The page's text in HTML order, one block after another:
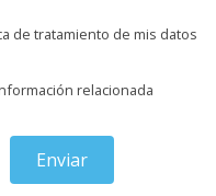
de tratamiento de mis datos
relacionada
Enviar